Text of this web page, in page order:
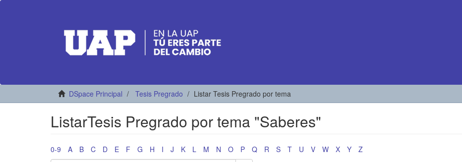
DSpace Principal Tesis Pregrado Listar Tesis Pregrado por tema
ListarTesis Pregrado por tema "Saberes"
0-9 A B C D E F G H I J K L M N O P Q R S T U V W X Y
Z